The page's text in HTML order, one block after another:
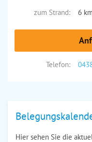
zum Strand:
6
Telefon:
Hier sehen Sie die